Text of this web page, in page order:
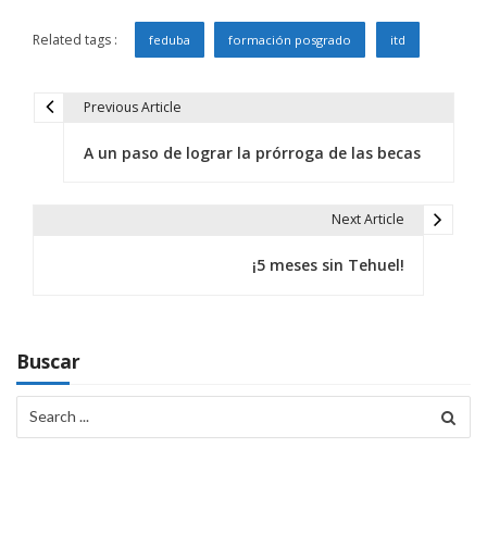
Related tags : feduba formación posgrado itd
c
i
ó
Previous Article
A un paso de lograr la prórroga de las becas
Next Article
¡5 meses sin Tehuel!
Buscar
for: